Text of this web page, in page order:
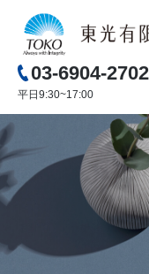
03-6904-2702
平日9:30~17:00